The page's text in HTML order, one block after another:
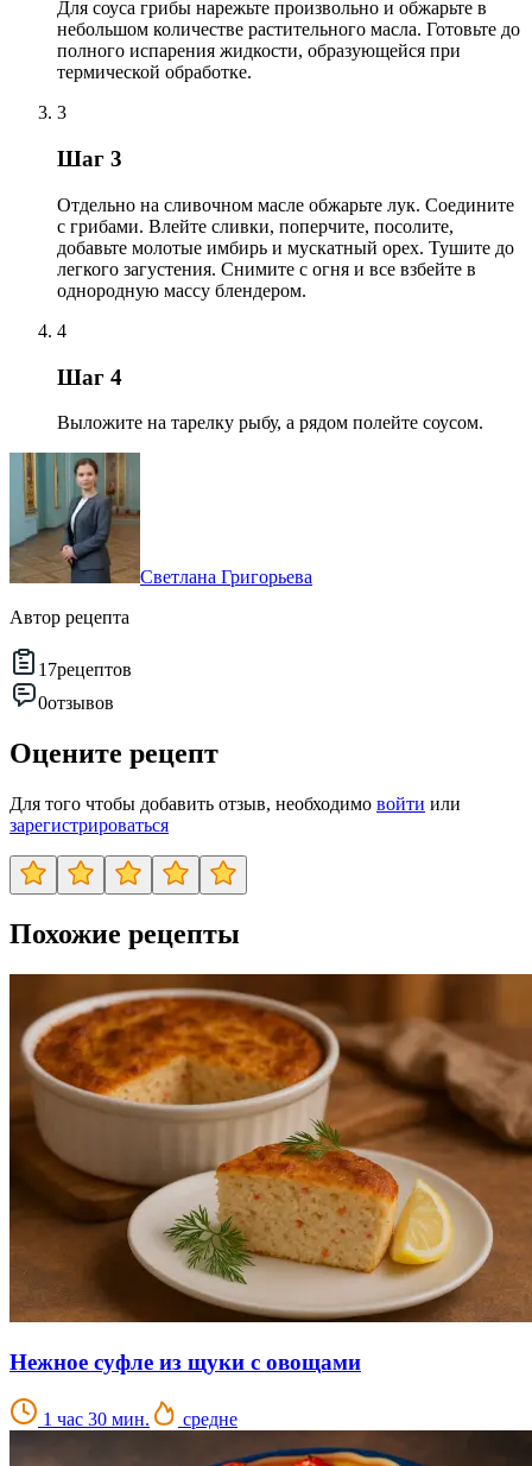
Для соуса грибы нарежьте произвольно и обжарьте в
небольшом количестве растительного масла. Готовьте до
полного испарения жидкости, образующейся при
термической обработке.
3
Шаг 3
Отдельно на сливочном масле обжарьте лук. Соедините
с грибами. Влейте сливки, поперчите, посолите,
добавьте молотые имбирь и мускатный орех. Тушите до
легкого загустения. Снимите с огня и все взбейте в
однородную массу блендером.
4
Шаг 4
Выложите на тарелку рыбу, а рядом полейте соусом.
Светлана Григорьева
Автор рецепта
17рецептов
0отзывов
Оцените рецепт
Для того чтобы добавить отзыв, необходимо войти или
зарегистрироваться
Похожие рецепты
Нежное суфле из щуки с овощами
1 час 30 мин. средне